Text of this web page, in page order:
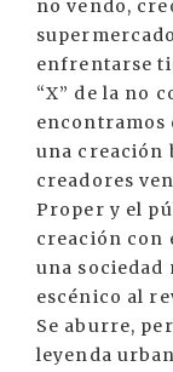
no vendo,
enfrentarse
“X” de la no
encontramos
una creación
creadores
Proper y el
creación con
una sociedad
escénico al
Se aburre,
leyenda